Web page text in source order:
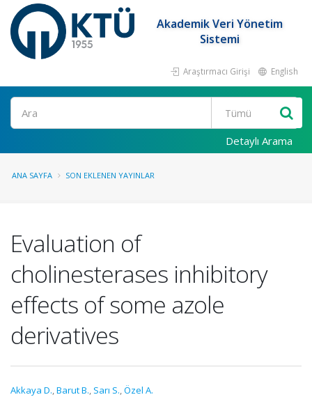
Akademik Veri Yönetim
Sistemi
Araştırmacı Girişi English
Ara
Detaylı Arama
ANA SAYFA SON EKLENEN YAYINLAR
Evaluation of
cholinesterases inhibitory
effects of some azole
derivatives
Akkaya D.,Barut B., Sarı S.,Özel A.